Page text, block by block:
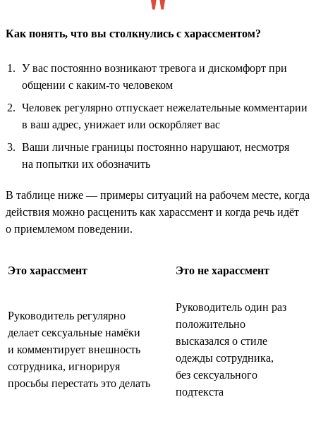
Как понять, что вы столкнулись с харассментом?
У вас постоянно возникают тревога и дискомфорт при
общении с каким-то человеком
Человек регулярно отпускает нежелательные комментарии
в ваш адрес, унижает или оскорбляет вас
Ваши личные границы постоянно нарушают, несмотря
на попытки их обозначить
В таблице ниже — примеры ситуаций на рабочем месте, когда
действия можно расценить как харассмент и когда речь идёт
о приемлемом поведении.
Это харассмент Это не харассмент
Руководитель регулярно
делает сексуальные намёки
и комментирует внешность
сотрудника, игнорируя
просьбы перестать это делать
Руководитель один раз
положительно
высказался о стиле
одежды сотрудника,
без сексуального
подтекста